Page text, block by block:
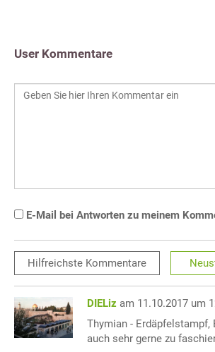
User Kommentare
E-Mail bei Antworten zu meinem
Hilfreichste Kommentare
DIELiz am 11.10.2017 um
Thymian -
auch sehr gerne zu